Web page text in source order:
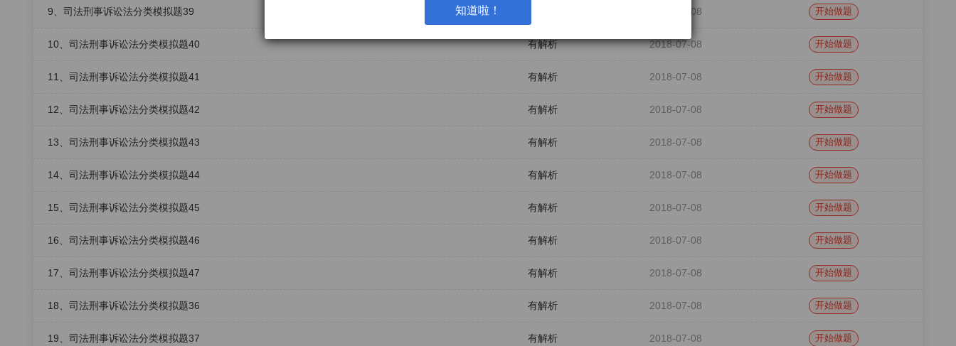
知道啦！
9、司法刑事诉讼法分类模拟题39 2018-07-08 开始做题
10、司法刑事诉讼法分类模拟题40 有解析 2018-07-08 开始做题
11、司法刑事诉讼法分类模拟题41 有解析 2018-07-08 开始做题
12、司法刑事诉讼法分类模拟题42 有解析 2018-07-08 开始做题
13、司法刑事诉讼法分类模拟题43 有解析 2018-07-08 开始做题
14、司法刑事诉讼法分类模拟题44 有解析 2018-07-08 开始做题
15、司法刑事诉讼法分类模拟题45 有解析 2018-07-08 开始做题
16、司法刑事诉讼法分类模拟题46 有解析 2018-07-08 开始做题
17、司法刑事诉讼法分类模拟题47 有解析 2018-07-08 开始做题
18、司法刑事诉讼法分类模拟题36 有解析 2018-07-08 开始做题
19、司法刑事诉讼法分类模拟题37 有解析 2018-07-08 开始做题